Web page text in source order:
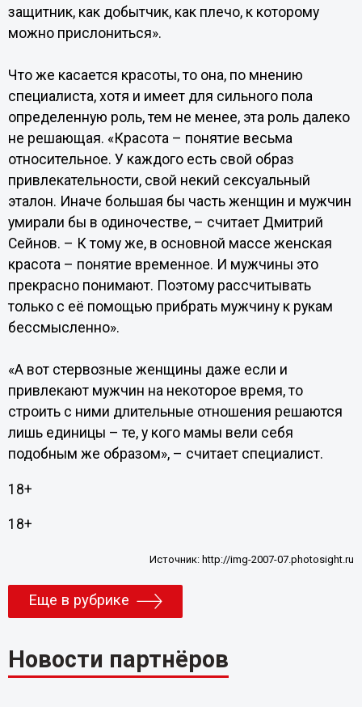
защитник, как добытчик, как плечо, к которому
можно прислониться».
Что же касается красоты, то она, по мнению
специалиста, хотя и имеет для сильного пола
определенную роль, тем не менее, эта роль далеко
не решающая. «Красота – понятие весьма
относительное. У каждого есть свой образ
привлекательности, свой некий сексуальный
эталон. Иначе большая бы часть женщин и мужчин
умирали бы в одиночестве, – считает Дмитрий
Сейнов. – К тому же, в основной массе женская
красота – понятие временное. И мужчины это
прекрасно понимают. Поэтому рассчитывать
только с её помощью прибрать мужчину к рукам
бессмысленно».
«А вот стервозные женщины даже если и
привлекают мужчин на некоторое время, то
строить с ними длительные отношения решаются
лишь единицы – те, у кого мамы вели себя
подобным же образом», – считает специалист.
18+
18+
Источник: http://img-2007-07.photosight.ru
Еще в рубрике
Новости партнёров